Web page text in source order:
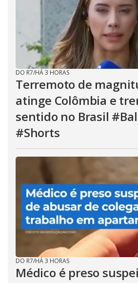
DO R7/HÁ 3 HORAS
Terremoto de
atinge Colômbia e
sentido no Brasil
#Shorts
DO R7/HÁ 3 HORAS
Médico é preso